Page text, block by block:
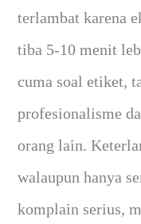
terlambat karena
tiba 5-10 menit
cuma soal etiket,
profesionalisme
orang lain.
walaupun hanya
komplain serius,